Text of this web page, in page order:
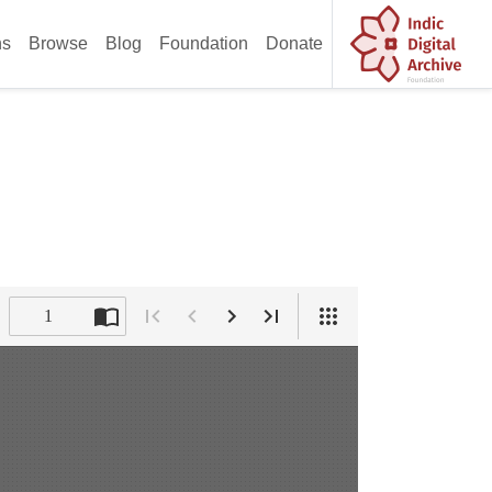
Browse Blog Foundation Donate